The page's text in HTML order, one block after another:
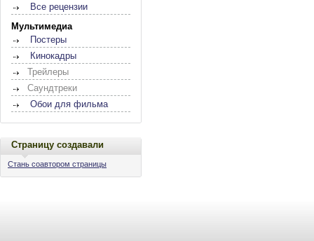
Все рецензии
Мультимедиа
Постеры
Кинокадры
Трейлеры
Саундтреки
Обои для фильма
Страницу создавали
Стань соавтором страницы